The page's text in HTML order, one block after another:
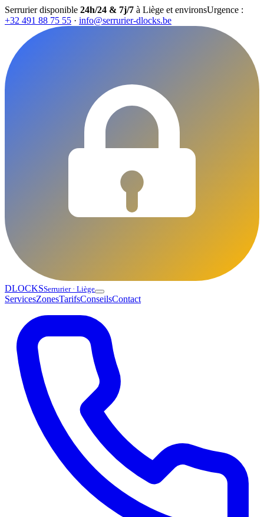
Serrurier disponible 24h/24 & 7j/7 à Liège et environsUrgence :
+32 491 88 75 55 · info@serrurier-dlocks.be
DLOCKSSerrurier · Liège
ServicesZonesTarifsConseilsContact